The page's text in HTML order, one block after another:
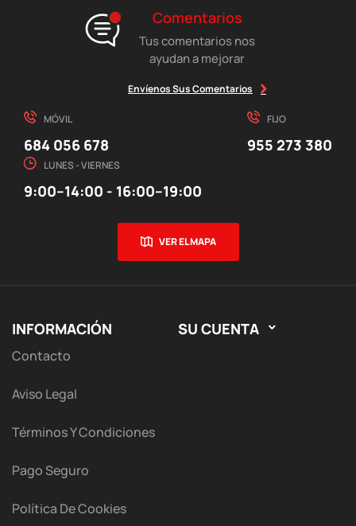
Comentarios
Tus comentarios nos
ayudan a mejorar
Envíenos Sus Comentarios
MÓVIL
684 056 678
FIJO
955 273 380
LUNES - VIERNES
9:00–14:00 - 16:00–19:00
VER EL MAPA
INFORMACIÓN
Contacto
Aviso Legal
Términos Y Condiciones
Pago Seguro
Política De Cookies
SU CUENTA 